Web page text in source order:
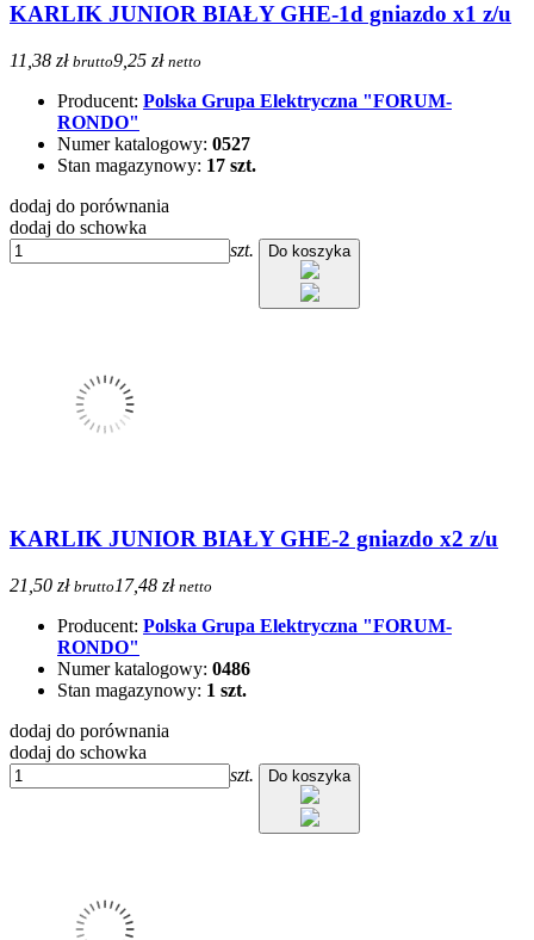
KARLIK JUNIOR BIAŁY GHE-1d gniazdo x1 z/u
11,38 zł brutto9,25 zł netto
Producent: Polska Grupa Elektryczna "FORUM-
RONDO"
Numer katalogowy: 0527
Stan magazynowy: 17 szt.
dodaj do porównania
dodaj do schowka
szt.
Do koszyka
KARLIK JUNIOR BIAŁY GHE-2 gniazdo x2 z/u
21,50 zł brutto 17,48 zł netto
Producent: Polska Grupa Elektryczna "FORUM-
RONDO"
Numer katalogowy: 0486
Stan magazynowy: 1 szt.
dodaj do porównania
dodaj do schowka
szt.
Do koszyka